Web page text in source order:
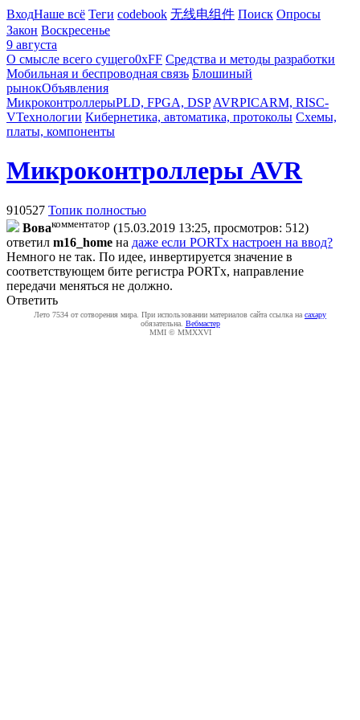
ВходНаше всё Теги codebook 无线电组件 Поиск Опросы
Закон Воскресенье
9 августа
О смысле всего сущего0xFF Средства и методы разработки
Мобильная и беспроводная связь Блошиный
рынокОбъявления
МикроконтроллерыPLD, FPGA, DSP AVRPICARM, RISC-
VТехнологии Кибернетика, автоматика, протоколы Схемы,
платы, компоненты
Микроконтроллеры AVR
910527 Топик полностью
Boвaкомментатор (15.03.2019 13:25, просмотров: 512)
ответил m16_home на даже если PORTx настроен на ввод?
Немного не так. По идее, инвертируется значение в
соответствующем бите регистра PORTх, направление
передачи меняться не должно.
Ответить
Лето 7534 от сотворения мира. При использовании материалов сайта ссылка на caxapу
обязательна. Вебмастер
MMI © MMXXVI